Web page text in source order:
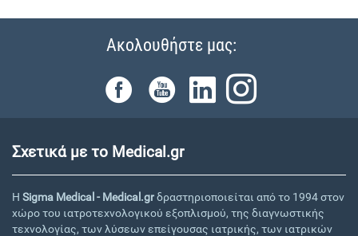
Ακολουθήστε μας:
Σχετικά με το Medical.gr
Η Sigma Medical - Medical.grδραστηριοποιείται από το 1994 στον
χώρο του ιατροτεχνολογικού εξοπλισμού, της διαγνωστικής
τεχνολογίας, των λύσεων επείγουσας ιατρικής, των ιατρικών